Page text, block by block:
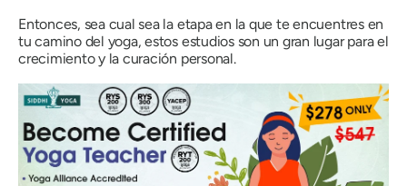
Entonces, sea cual sea la etapa en la que te encuentres en
tu camino del yoga, estos estudios son un gran lugar para el
crecimiento y la curación personal.